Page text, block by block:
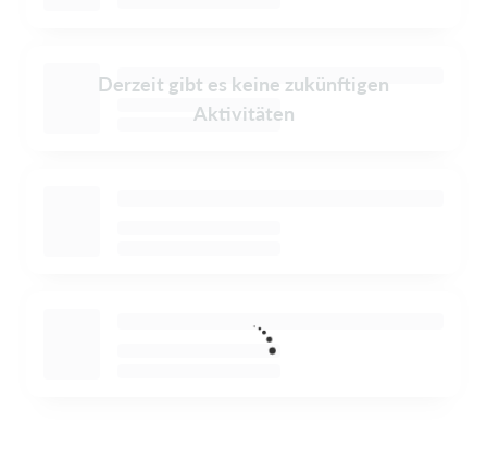
Derzeit gibt es keine zukünftigen
Aktivitäten